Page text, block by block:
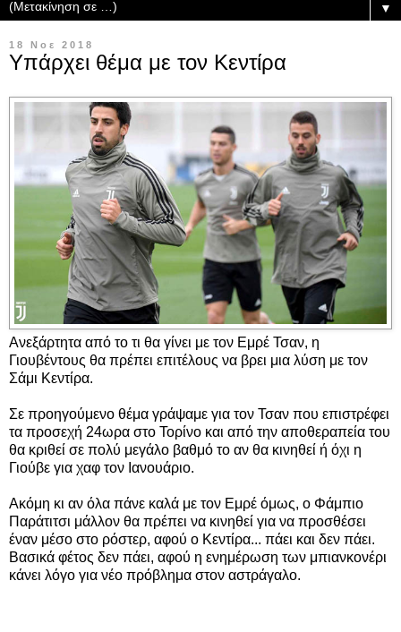
▼
18 Νοε 2018
Υπάρχει θέμα με τον Κεντίρα
Ανεξάρτητα από το τι θα γίνει με τον Εμρέ Τσαν, η
Γιουβέντους θα πρέπει επιτέλους να βρει μια λύση με τον
Σάμι Κεντίρα.
Σε προηγούμενο θέμα γράψαμε για τον Τσαν που επιστρέφει
τα προσεχή 24ωρα στο Τορίνο και από την αποθεραπεία του
θα κριθεί σε πολύ μεγάλο βαθμό το αν θα κινηθεί ή όχι η
Γιούβε για χαφ τον Ιανουάριο.
Ακόμη κι αν όλα πάνε καλά με τον Εμρέ όμως, ο Φάμπιο
Παράτιτσι μάλλον θα πρέπει να κινηθεί για να προσθέσει
έναν μέσο στο ρόστερ, αφού ο Κεντίρα... πάει και δεν πάει.
Βασικά φέτος δεν πάει, αφού η ενημέρωση των μπιανκονέρι
κάνει λόγο για νέο πρόβλημα στον αστράγαλο.